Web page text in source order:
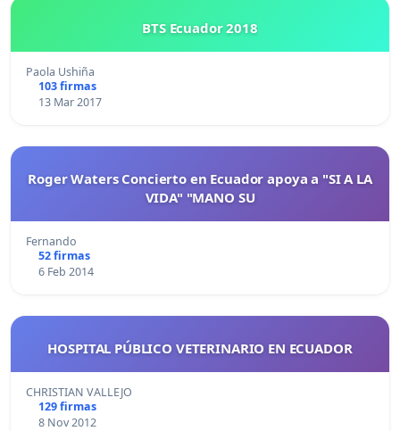
BTS Ecuador 2018
Paola Ushiña
103 firmas
13 Mar 2017
Roger Waters Concierto en Ecuador apoya a "SI A LA
VIDA" "MANO SU
Fernando
52 firmas
6 Feb 2014
HOSPITAL PÚBLICO VETERINARIO EN ECUADOR
CHRISTIAN VALLEJO
129 firmas
8 Nov 2012